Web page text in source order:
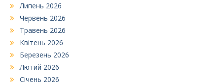
Липень 2026
Червень 2026
Травень 2026
Квітень 2026
Березень 2026
Лютий 2026
Січень 2026